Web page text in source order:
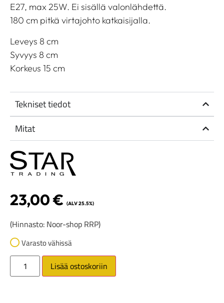
E27, max 25W. Ei sisällä valonlähdettä.
180 cm pitkä virtajohto katkaisijalla.
Leveys 8 cm
Syvyys 8 cm
Korkeus 15 cm
Tekniset tiedot
Mitat
23,00€ (ALV 25.5%)
(Hinnasto: Noor-shop RRP)
Varasto vähissä
Lisää ostoskoriin